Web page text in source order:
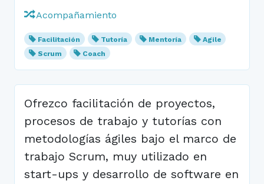
Acompañamiento
Facilitación Tutoría Mentoría
Agile
Scrum
Coach
Ofrezco facilitación de proyectos,
procesos de trabajo y tutorías con
metodologías ágiles bajo el marco de
trabajo Scrum, muy utilizado en
start-ups y desarrollo de software en